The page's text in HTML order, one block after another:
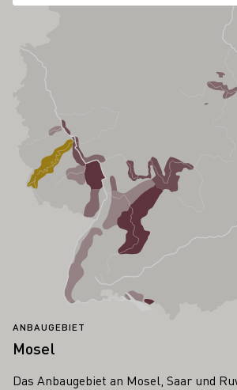
ANBAUGEBIET
Mosel
Das Anbaugebiet an Mosel, Saar und